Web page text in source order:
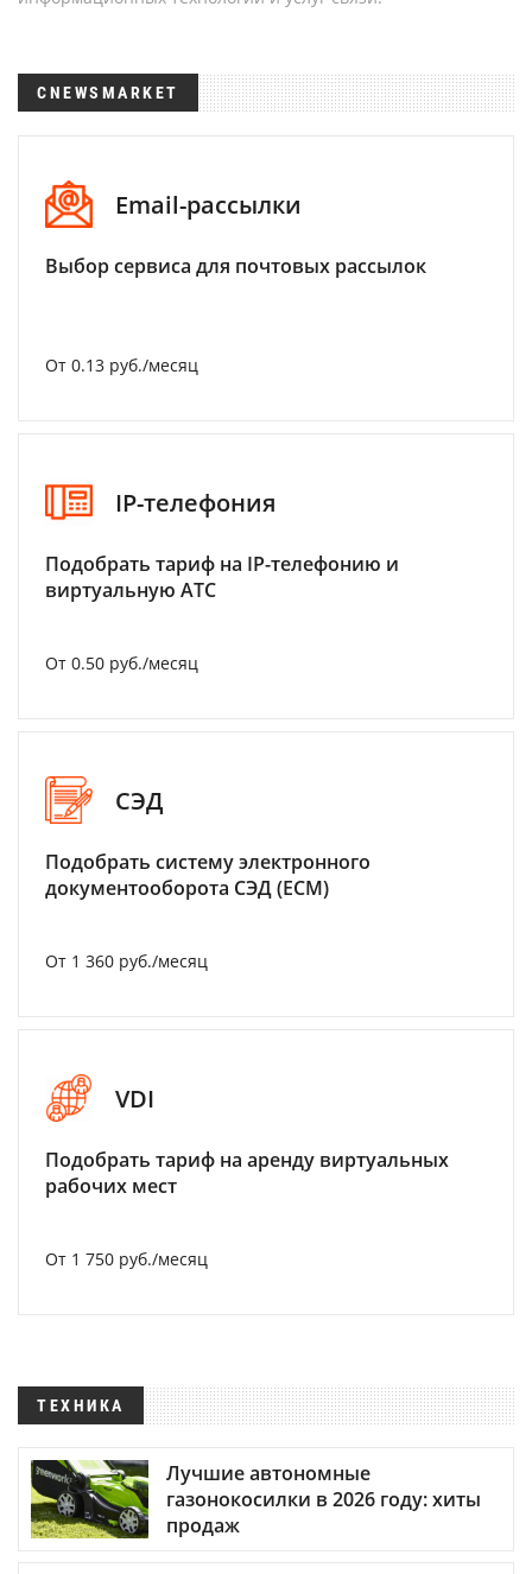
CNEWSMARKET
Email-рассылки
Выбор сервиса для почтовых рассылок
От 0.13 руб./месяц
IP-телефония
Подобрать тариф на IP-телефонию и
виртуальную АТС
От 0.50 руб./месяц
СЭД
Подобрать систему электронного
документооборота СЭД (ECM)
От 1 360 руб./месяц
VDI
Подобрать тариф на аренду виртуальных
рабочих мест
От 1 750 руб./месяц
ТЕХНИКА
Лучшие автономные
газонокосилки в 2026 году: хиты
продаж